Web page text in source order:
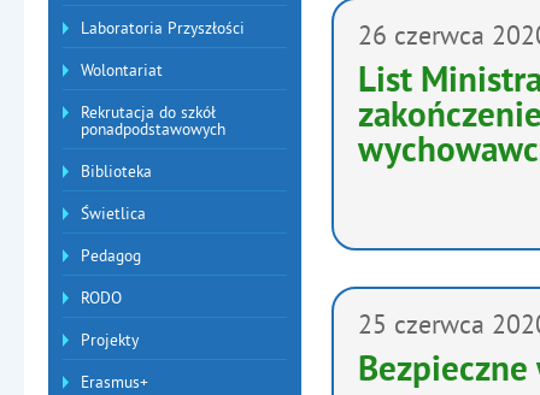
Laboratoria Przyszłości
Wolontariat
Rekrutacja do szkół
ponadpodstawowych
Biblioteka
Świetlica
Pedagog
RODO
Projekty
Erasmus+
Artykuły
26 czerwca
List
25 czerwca
Bezpieczne